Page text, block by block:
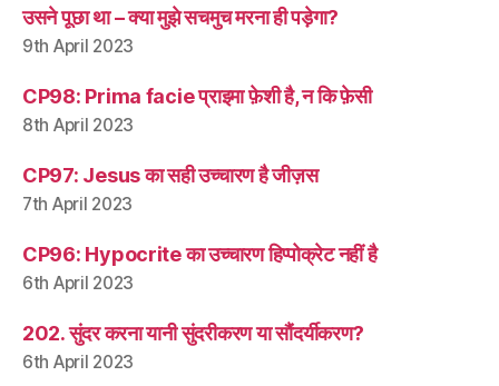
उसने पूछा था – क्या मुझे सचमुच मरना ही पड़ेगा?
9th April 2023
CP98: Prima facie प्राइमा फ़ेशी है, न कि फ़ेसी
8th April 2023
CP97: Jesus का सही उच्चारण है जीज़स
7th April 2023
CP96: Hypocrite का उच्चारण हिप्पोक्रेट नहीं है
6th April 2023
202. सुंदर करना यानी सुंदरीकरण या सौंदर्यीकरण?
6th April 2023